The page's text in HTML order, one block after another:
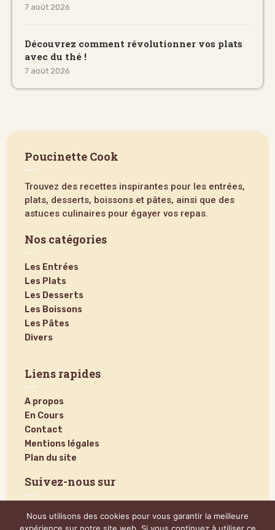
7 août 2026
Découvrez comment révolutionner vos plats
avec du thé !
7 août 2026
Poucinette Cook
Trouvez des recettes inspirantes pour les entrées,
plats, desserts, boissons et pâtes, ainsi que des
astuces culinaires pour égayer vos repas.
Nos catégories
Les Entrées
Les Plats
Les Desserts
Les Boissons
Les Pâtes
Divers
Liens rapides
A propos
En Cours
Contact
Mentions légales
Plan du site
Suivez-nous sur
Nous utilisons des cookies pour vous garantir la meilleure